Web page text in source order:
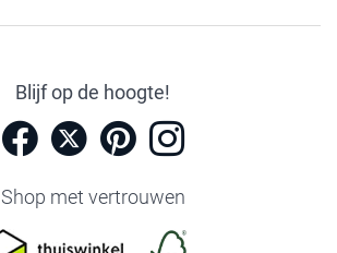
Blijf op de hoogte!
Shop met vertrouwen